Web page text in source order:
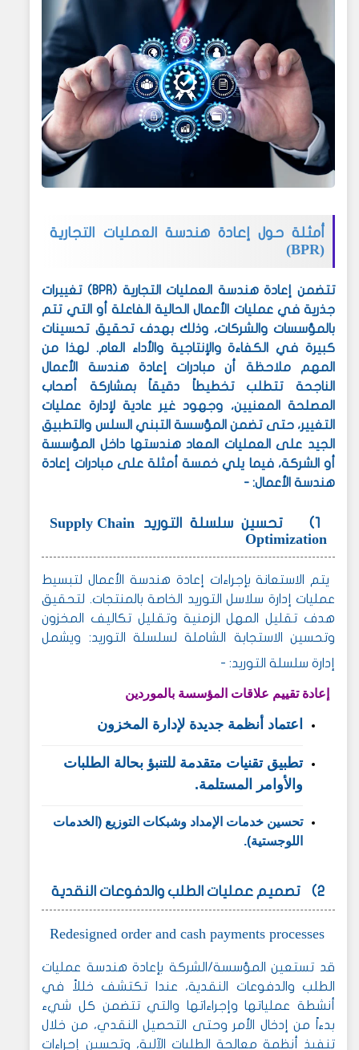
أمثلة حول إعادة هندسة العمليات التجارية
(BPR)
تتضمن إعادة هندسة العمليات التجارية (BPR) تغييرات
جذرية في عمليات الأعمال الحالية الفاعلة أو التي تتم
بالمؤسسات والشركات، وذلك بهدف تحقيق تحسينات
كبيرة في الكفاءة والإنتاجية والأداء العام. لهذا من
المهم ملاحظة أن مبادرات إعادة هندسة الأعمال
الناجحة تتطلب تخطيطاً دقيقاً بمشاركة أصحاب
المصلحة المعنيين، وجهود غير عادية لإدارة عمليات
التغيير، حتى تضمن المؤسسة التبني السلس والتطبيق
الجيد على العمليات المعاد هندستها داخل المؤسسة
أو الشركة، فيما يلي خمسة أمثلة على مبادرات إعادة
هندسة الأعمال: -
1) تحسين سلسلة التوريد Supply Chain
Optimization
يتم الاستعانة بإجراءات إعادة هندسة الأعمال لتبسيط
عمليات إدارة سلاسل التوريد الخاصة بالمنتجات. لتحقيق
هدف تقليل المهل الزمنية وتقليل تكاليف المخزون
وتحسين الاستجابة الشاملة لسلسلة التوريد: ويشمل
إدارة سلسلة التوريد: -
إعادة تقييم علاقات المؤسسة بالموردين
اعتماد أنظمة جديدة لإدارة المخزون
تطبيق تقنيات متقدمة للتنبؤ بحالة الطلبات
والأوامر المستلمة.
تحسين خدمات الإمداد وشبكات التوزيع (الخدمات
اللوجستية).
2) تصميم عمليات الطلب والدفوعات النقدية
Redesigned order and cash payments processes
قد تستعين المؤسسة/الشركة بإعادة هندسة عمليات
الطلب والدفوعات النقدية، عندا تكتشف خللاً في
أنشطة عملياتها وإجراءاتها والتي تتضمن كل شيء
بدءاً من إدخال الأمر وحتى التحصيل النقدي، من خلال
تنفيذ أنظمة معالجة الطلبات الآلية، وتحسين إجراءات